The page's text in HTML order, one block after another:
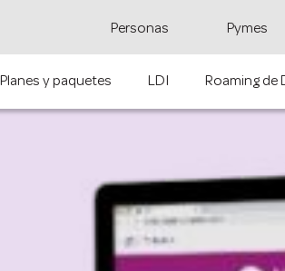
Personas Pymes
Planes y paquetes LDI Roaming de